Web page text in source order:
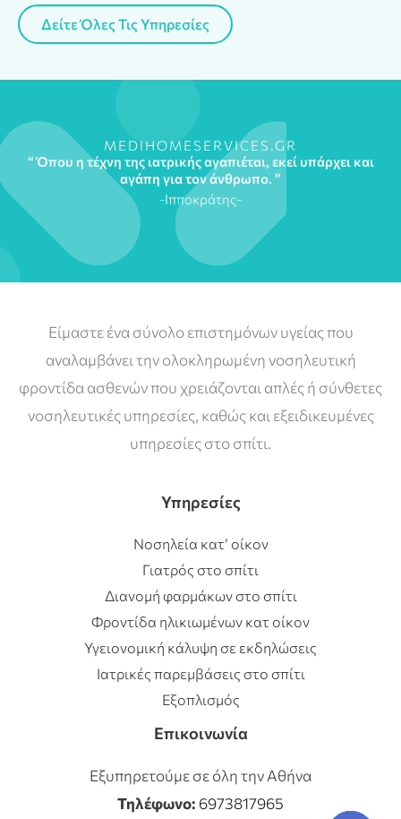
Δείτε Όλες Τις Υπηρεσίες
MEDIHOMESERVICES.GR
“ Όπου η τέχνη της ιατρικής αγαπιέται, εκεί υπάρχει και
αγάπη για τον άνθρωπο. ”
-Ιπποκράτης-
Είμαστε ένα σύνολο επιστημόνων υγείας που
αναλαμβάνει την ολοκληρωμένη νοσηλευτική
φροντίδα ασθενών που χρειάζονται απλές ή σύνθετες
νοσηλευτικές υπηρεσίες, καθώς και εξειδικευμένες
υπηρεσίες στο σπίτι.
Υπηρεσίες
Νοσηλεία κατ’ οίκον
Γιατρός στο σπίτι
Διανομή φαρμάκων στο σπίτι
Φροντίδα ηλικιωμένων κατ οίκον
Υγειονομική κάλυψη σε εκδηλώσεις
Ιατρικές παρεμβάσεις στο σπίτι
Εξοπλισμός
Επικοινωνία
Εξυπηρετούμε σε όλη την Αθήνα
Τηλέφωνο: 6973817965